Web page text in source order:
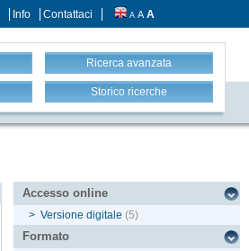
Info Contattaci A A A
Ricerca avanzata
Storico ricerche
Accesso online
> Versione digitale (5)
Formato